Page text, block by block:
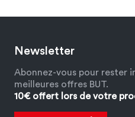
Newsletter
Abonnez-vous pour rester
meilleures offres BUT.
10€ offert lors de votre